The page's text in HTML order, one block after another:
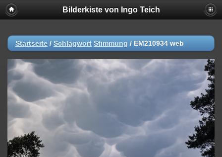
Bilderkiste von Ingo Teich
Startseite / Schlagwort Stimmung / EM210934 web